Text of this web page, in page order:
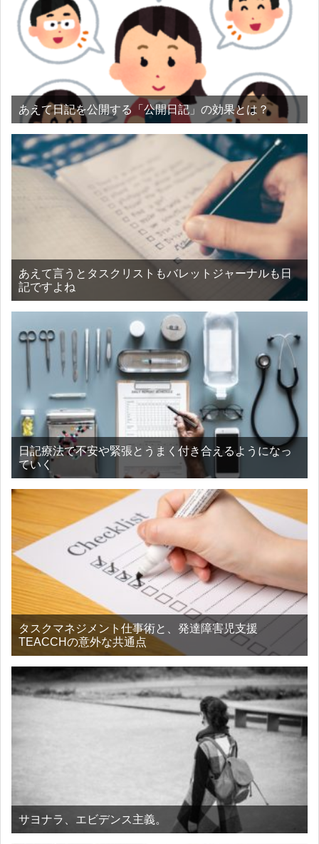
あえて日記を公開する「公開日記」の効果とは？
あえて言うとタスクリストもバレットジャーナルも日
記ですよね
日記療法で不安や緊張とうまく付き合えるようになっ
ていく
タスクマネジメント仕事術と、発達障害児支援
TEACCHの意外な共通点
サヨナラ、エビデンス主義。